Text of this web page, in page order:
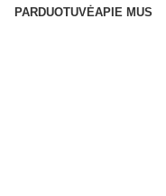
PARDUOTUVĖAPIE MUS